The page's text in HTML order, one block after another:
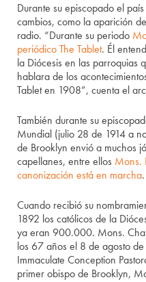
Durante su episcopado el
cambios, como la aparición
radio. “Durante su periodo
periódico The Tablet. Él
la Diócesis en las parroquias
hablara de los
Tablet en 1908”, cuenta el
También durante su
Mundial (julio 28 de 1914 a
de Brooklyn envió a muchos
capellanes, entre ellos Mons.
canonización está en marcha.
Cuando recibió su
1892 los católicos de la
ya eran 900.000. Mons.
los 67 años el 8 de agosto
Immaculate Conception
primer obispo de Brooklyn,